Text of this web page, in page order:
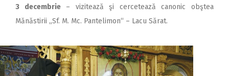
3 decembrie– vizitează şi cercetează canonic obştea
Mănăstirii „Sf. M. Mc. Pantelimon“ – Lacu Sărat.